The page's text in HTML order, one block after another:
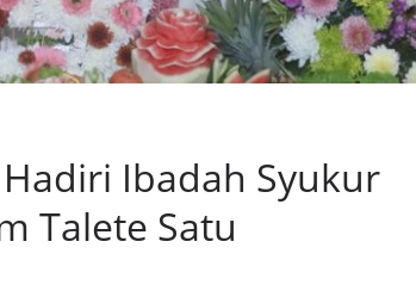
Ibadah Syukur
Talete Satu